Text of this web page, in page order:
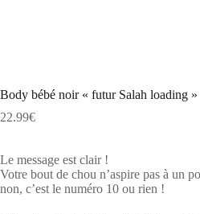
Body bébé noir « futur Salah loading »
22.99€
Le message est clair !
Votre bout de chou n’aspire pas à un
non, c’est le numéro 10 ou rien !